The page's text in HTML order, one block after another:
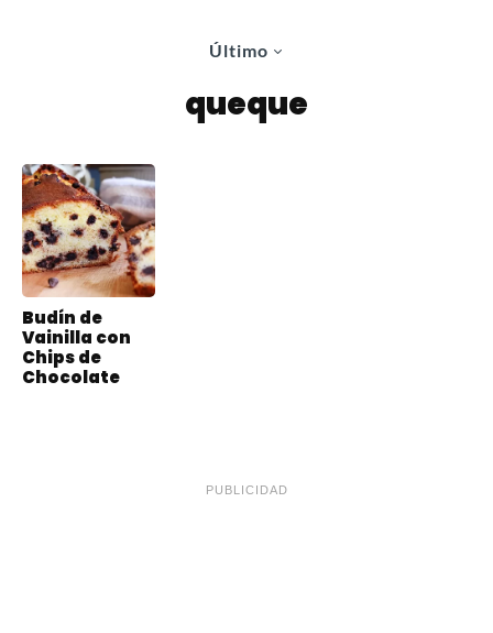
Último
queque
Budín de
Vainilla con
Chips de
Chocolate
PUBLICIDAD